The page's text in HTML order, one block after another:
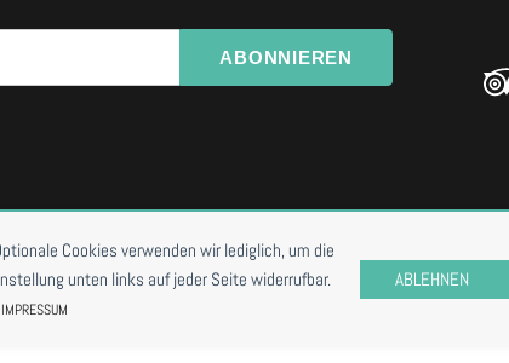
Cookies verwenden wir lediglich, um die
unten links auf jeder Seite widerrufbar.
IMPRESSUM
ABLEHNEN
ABONNIEREN